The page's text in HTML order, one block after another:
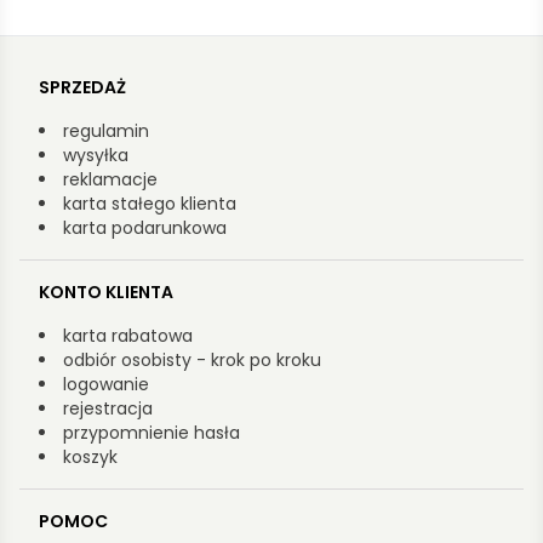
SPRZEDAŻ
regulamin
wysyłka
reklamacje
karta stałego klienta
karta podarunkowa
KONTO KLIENTA
karta rabatowa
odbiór osobisty - krok po kroku
logowanie
rejestracja
przypomnienie hasła
koszyk
POMOC